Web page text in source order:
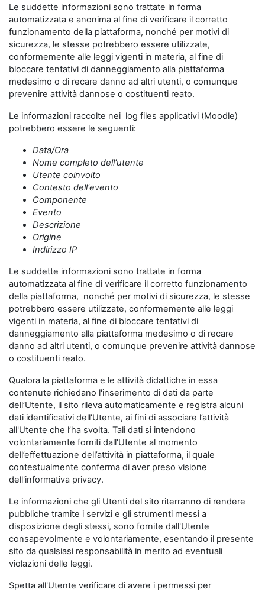
Le suddette informazioni sono trattate in forma
automatizzata e anonima al fine di verificare il corretto
funzionamento della piattaforma, nonché per motivi di
sicurezza, le stesse potrebbero essere utilizzate,
conformemente alle leggi vigenti in materia, al fine di
bloccare tentativi di danneggiamento alla piattaforma
medesimo o di recare danno ad altri utenti, o comunque
prevenire attività dannose o costituenti reato.
Le informazioni raccolte nei log files applicativi (Moodle)
potrebbero essere le seguenti:
Data/Ora
Nome completo dell'utente
Utente coinvolto
Contesto dell'evento
Componente
Evento
Descrizione
Origine
Indirizzo IP
Le suddette informazioni sono trattate in forma
automatizzata al fine di verificare il corretto funzionamento
della piattaforma, nonché per motivi di sicurezza, le stesse
potrebbero essere utilizzate, conformemente alle leggi
vigenti in materia, al fine di bloccare tentativi di
danneggiamento alla piattaforma medesimo o di recare
danno ad altri utenti, o comunque prevenire attività dannose
o costituenti reato.
Qualora la piattaforma e le attività didattiche in essa
contenute richiedano l'inserimento di dati da parte
dell’Utente, il sito rileva automaticamente e registra alcuni
dati identificativi dell'Utente, ai fini di associare l’attività
all'Utente che l’ha svolta. Tali dati si intendono
volontariamente forniti dall'Utente al momento
dell’effettuazione dell’attività in piattaforma, il quale
contestualmente conferma di aver preso visione
dell'informativa privacy.
Le informazioni che gli Utenti del sito riterranno di rendere
pubbliche tramite i servizi e gli strumenti messi a
disposizione degli stessi, sono fornite dall'Utente
consapevolmente e volontariamente, esentando il presente
sito da qualsiasi responsabilità in merito ad eventuali
violazioni delle leggi.
Spetta all'Utente verificare di avere i permessi per